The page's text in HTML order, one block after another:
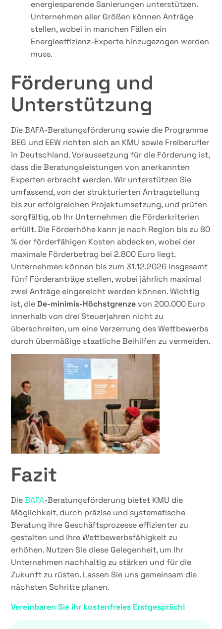
energiesparende Sanierungen unterstützen.
Unternehmen aller Größen können Anträge
stellen, wobei in manchen Fällen ein
Energieeffizienz-Experte hinzugezogen werden
muss.
Förderung und
Unterstützung
Die BAFA-Beratungsförderung sowie die Programme
BEG und EEW richten sich an KMU sowie Freiberufler
in Deutschland. Voraussetzung für die Förderung ist,
dass die Beratungsleistungen von anerkannten
Experten erbracht werden. Wir unterstützen Sie
umfassend, von der strukturierten Antragstellung
bis zur erfolgreichen Projektumsetzung, und prüfen
sorgfältig, ob Ihr Unternehmen die Förderkriterien
erfüllt. Die Förderhöhe kann je nach Region bis zu 80
% der förderfähigen Kosten abdecken, wobei der
maximale Förderbetrag bei 2.800 Euro liegt.
Unternehmen können bis zum 31.12.2026 insgesamt
fünf Förderanträge stellen, wobei jährlich maximal
zwei Anträge eingereicht werden können. Wichtig
ist, dieDe-minimis-Höchstgrenzevon 200.000 Euro
innerhalb von drei Steuerjahren nicht zu
überschreiten, um eine Verzerrung des Wettbewerbs
durch übermäßige staatliche Beihilfen zu vermeiden.
Fazit
DieBAFA-Beratungsförderung bietet KMU die
Möglichkeit, durch präzise und systematische
Beratung ihre Geschäftsprozesse effizienter zu
gestalten und ihre Wettbewerbsfähigkeit zu
erhöhen. Nutzen Sie diese Gelegenheit, um Ihr
Unternehmen nachhaltig zu stärken und für die
Zukunft zu rüsten. Lassen Sie uns gemeinsam die
nächsten Schritte planen.
Vereinbaren Sie ihr kostenfreies Erstgespräch!